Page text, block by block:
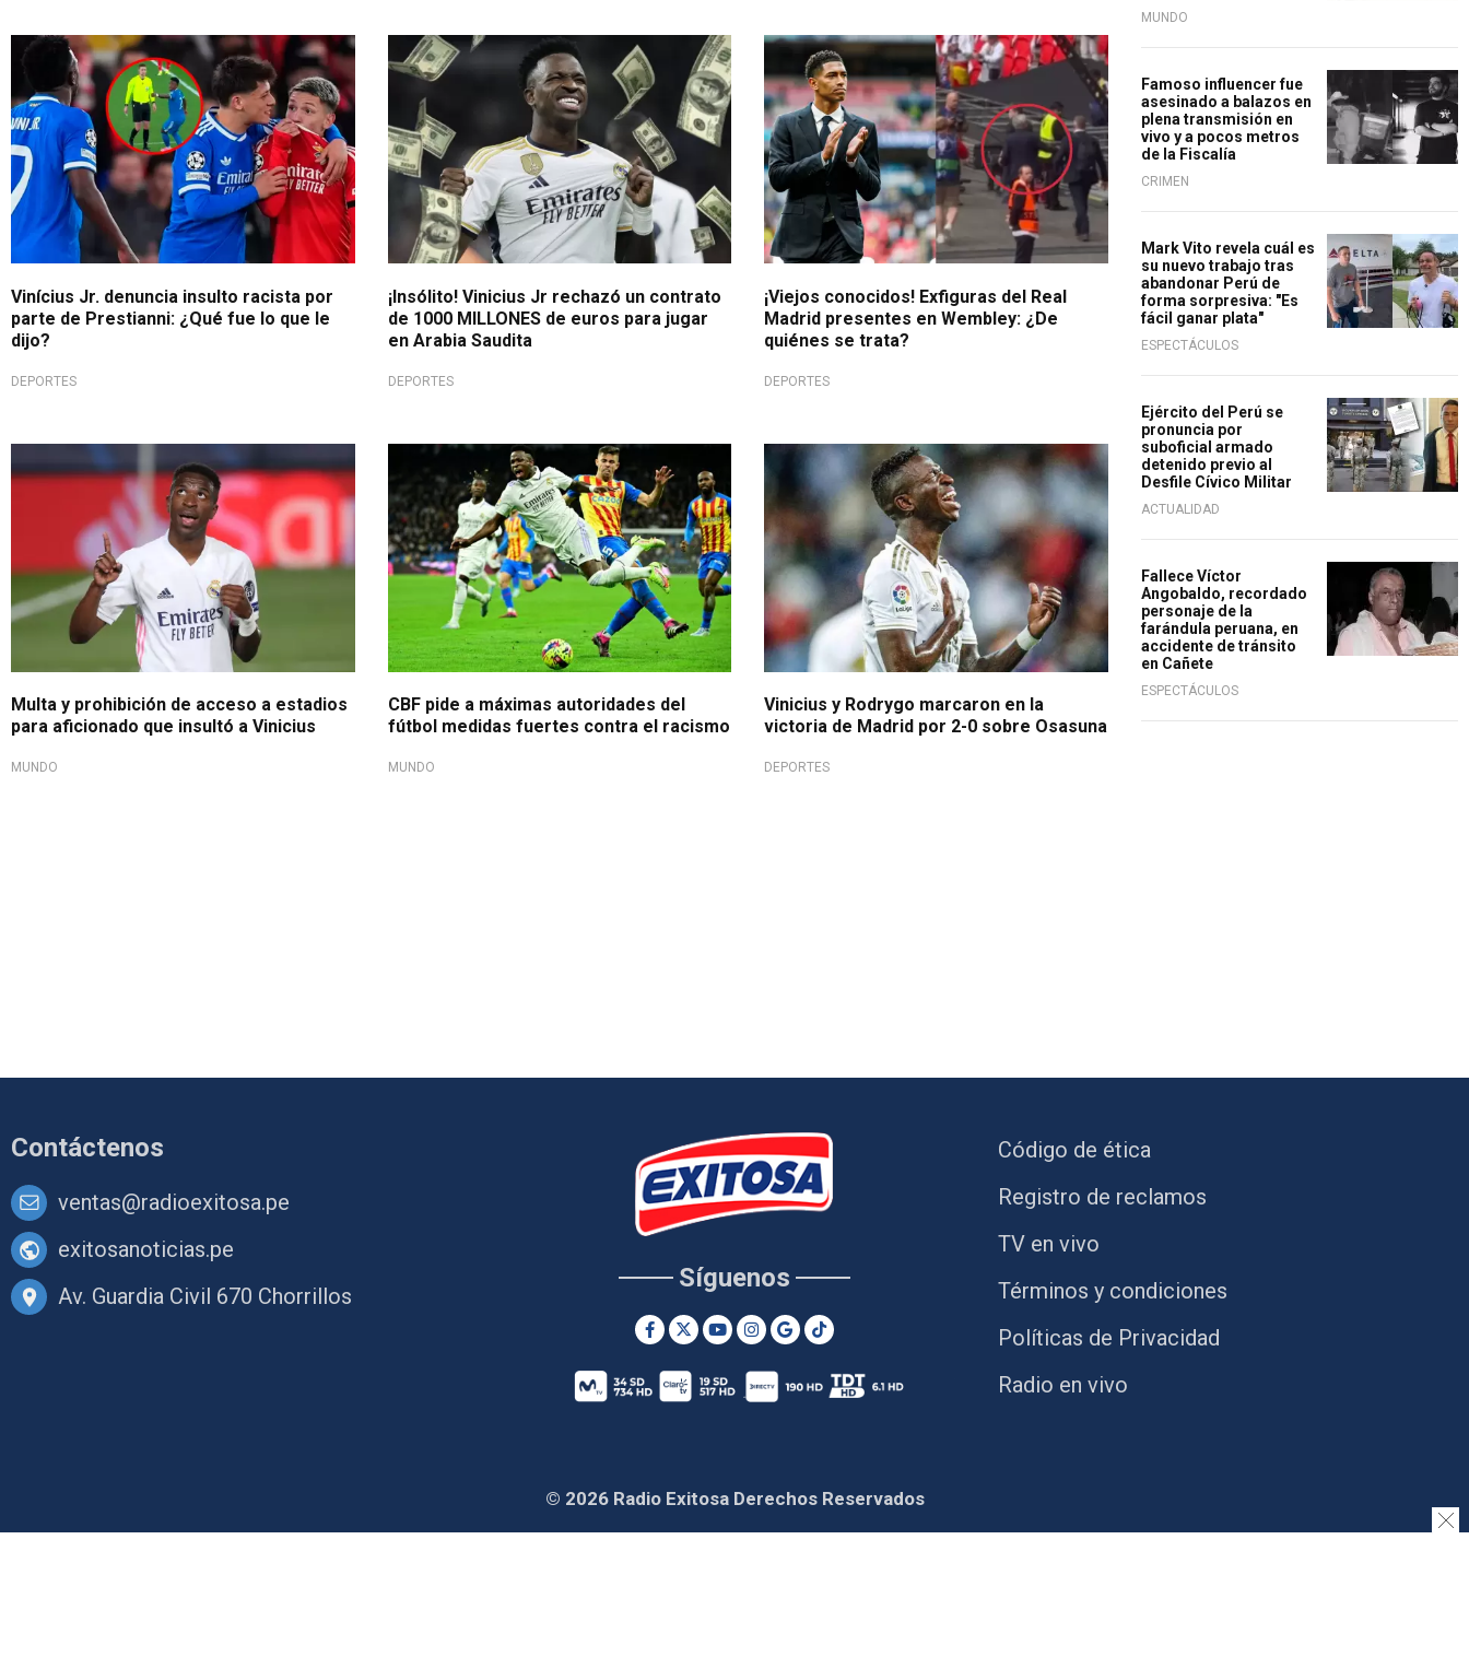
Escándalo en la Champions
Vinícius Jr. denuncia insulto racista por
parte de Prestianni: ¿Qué fue lo que le
dijo?
DEPORTES
¡El más caro de todos los tiempos!
¡Insólito! Vinicius Jr rechazó un contrato
de 1000 MILLONES de euros para jugar
en Arabia Saudita
DEPORTES
Fútbol internacional
¡Viejos conocidos! Exfiguras del Real
Madrid presentes en Wembley: ¿De
quiénes se trata?
DEPORTES
Multa y prohibición de acceso a estadios
para aficionado que insultó a Vinicius
MUNDO
CBF pide a máximas autoridades del
fútbol medidas fuertes contra el racismo
MUNDO
Vinicius y Rodrygo marcaron en la
victoria de Madrid por 2-0 sobre Osasuna
DEPORTES
MUNDO
Famoso influencer fue
asesinado a balazos en
plena transmisión en
vivo y a pocos metros
de la Fiscalía
CRIMEN
Mark Vito revela cuál es
su nuevo trabajo tras
abandonar Perú de
forma sorpresiva: "Es
fácil ganar plata"
ESPECTÁCULOS
Ejército del Perú se
pronuncia por
suboficial armado
detenido previo al
Desfile Cívico Militar
ACTUALIDAD
Fallece Víctor
Angobaldo, recordado
personaje de la
farándula peruana, en
accidente de tránsito
en Cañete
ESPECTÁCULOS
Contáctenos
ventas@radioexitosa.pe
exitosanoticias.pe
Av. Guardia Civil 670 Chorrillos
Síguenos
Código de ética
Registro de reclamos
TV en vivo
Términos y condiciones
Políticas de Privacidad
Radio en vivo
© 2026 Radio Exitosa Derechos Reservados